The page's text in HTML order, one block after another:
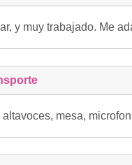
y muy trabajado. Me
mesa,